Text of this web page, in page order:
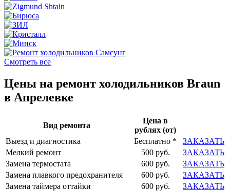
Смотреть все
Цены на ремонт холодильников Braun
в Апрелевке
Вид ремонта
Цена в
рублях (от)
Выезд и диагностика
Бесплатно *
ЗАКАЗАТЬ
Мелкий ремонт
500 руб.
ЗАКАЗАТЬ
Замена термостата
600 руб.
ЗАКАЗАТЬ
Замена плавкого предохранителя
600 руб.
ЗАКАЗАТЬ
Замена таймера оттайки
600 руб.
ЗАКАЗАТЬ